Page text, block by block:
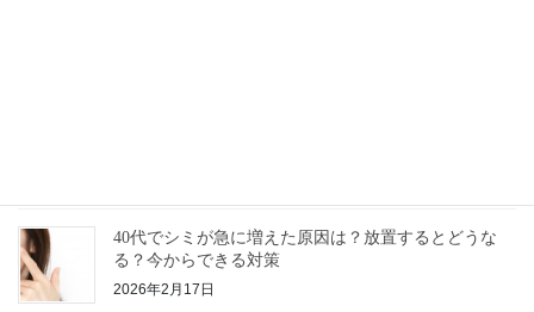
40代でシミが急に増えた原因は？放置するとどうな
る？今からできる対策
2026年2月17日